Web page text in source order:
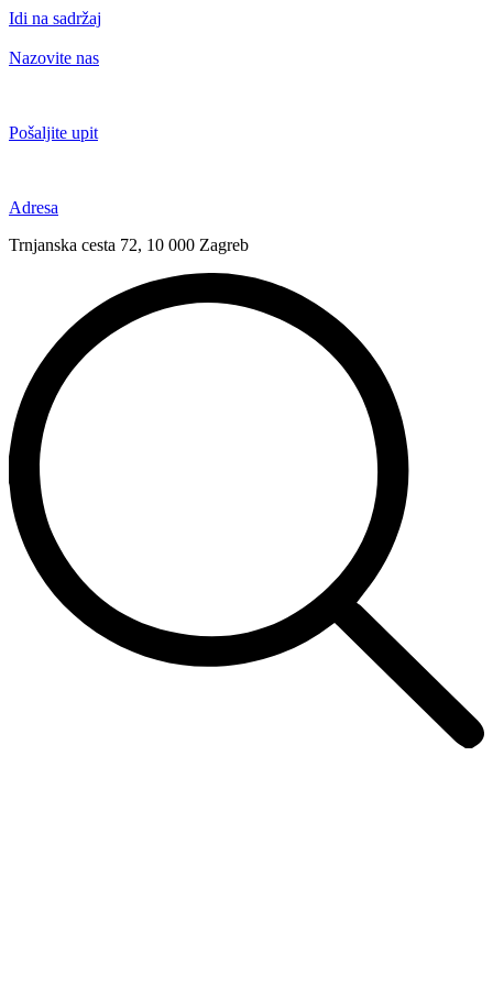
Idi na sadržaj
Nazovite nas
Pošaljite upit
Adresa
Trnjanska cesta 72, 10 000 Zagreb